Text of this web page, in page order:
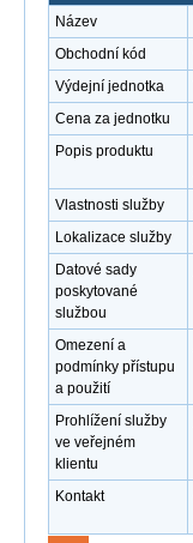
Název
Obchodní kód
Výdejní jednotka
Cena za jednotku
Popis produktu
Vlastnosti služby
Lokalizace služby
Datové sady
poskytované
službou
Omezení a
podmínky přístupu
a použití
Prohlížení služby
ve veřejném
klientu
Kontakt